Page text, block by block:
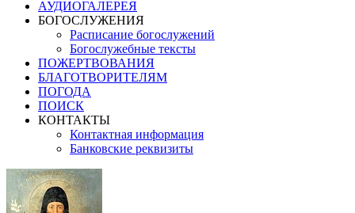
АУДИОГАЛЕРЕЯ
БОГОСЛУЖЕНИЯ
Расписание богослужений
Богослужебные тексты
ПОЖЕРТВОВАНИЯ
БЛАГОТВОРИТЕЛЯМ
ПОГОДА
ПОИСК
КОНТАКТЫ
Контактная информация
Банковские реквизиты